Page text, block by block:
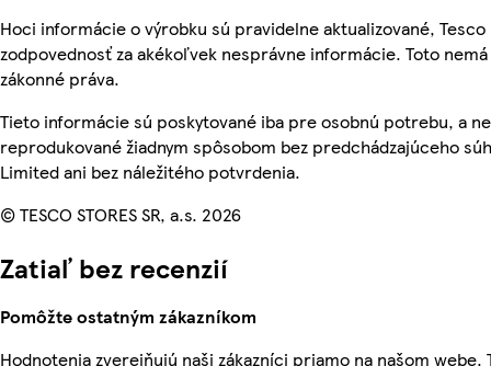
Hoci informácie o výrobku sú pravidelne aktualizované, Tesco
zodpovednosť za akékoľvek nesprávne informácie. Toto nemá
zákonné práva.
Tieto informácie sú poskytované iba pre osobnú potrebu, a
reprodukované žiadnym spôsobom bez predchádzajúceho
Limited ani bez náležitého potvrdenia.
© TESCO STORES SR, a.s. 2026
Zatiaľ bez recenzií
Pomôžte ostatným zákazníkom
Hodnotenia zverejňujú naši zákazníci priamo na našom webe.